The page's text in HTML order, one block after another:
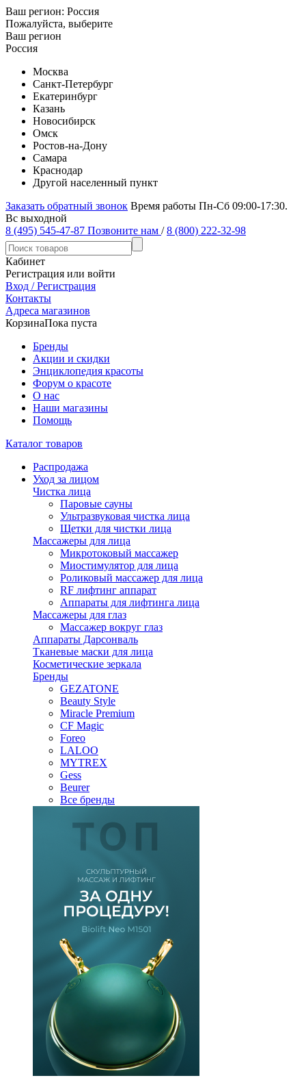
Ваш регион: Россия
Пожалуйста, выберите
Ваш регион
Россия
Москва
Санкт-Петербург
Екатеринбург
Казань
Новосибирск
Омск
Ростов-на-Дону
Самара
Краснодар
Другой населенный пункт
Заказать обратный звонок Время работы Пн-Сб 09:00-17:30.
Вс выходной
8 (495) 545-47-87 Позвоните нам / 8 (800) 222-32-98
Кабинет
Регистрация или войти
Вход / Регистрация
Контакты
Адреса магазинов
КорзинаПока пуста
Бренды
Акции и скидки
Энциклопедия красоты
Форум о красоте
О нас
Наши магазины
Помощь
Каталог товаров
Распродажа
Уход за лицом
Чистка лица
Паровые сауны
Ультразвуковая чистка лица
Щетки для чистки лица
Массажеры для лица
Микротоковый массажер
Миостимулятор для лица
Роликовый массажер для лица
RF лифтинг аппарат
Аппараты для лифтинга лица
Массажеры для глаз
Массажер вокруг глаз
Аппараты Дарсонваль
Тканевые маски для лица
Косметические зеркала
Бренды
GEZATONE
Beauty Style
Miracle Premium
CF Magic
Foreo
LALOO
MYTREX
Gess
Beurer
Все бренды